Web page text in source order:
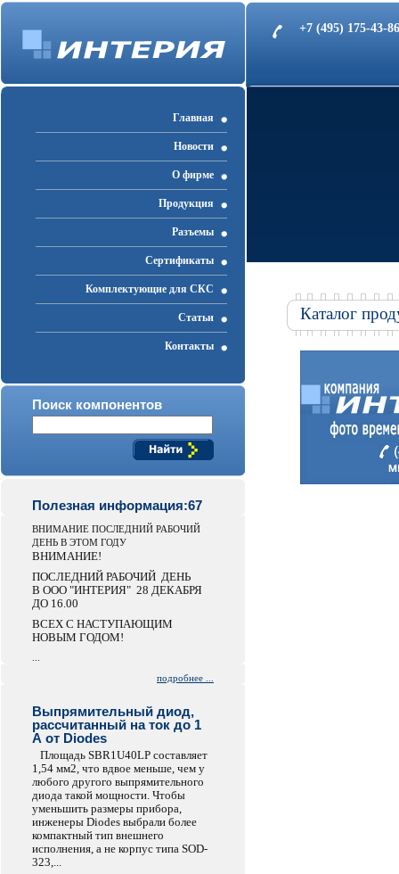
+7 (495) 175-43-
Главная
Новости
О фирме
Продукция
Разъемы
Cертификаты
Комплектующие для СКС
Статьи
Контакты
Поиск компонентов
Полезная информация:67
ВНИМАНИЕ ПОСЛЕДНИЙ РАБОЧИЙ
ДЕНЬ В ЭТОМ ГОДУ
ВНИМАНИЕ!
ПОСЛЕДНИЙ РАБОЧИЙ ДЕНЬ
В ООО "ИНТЕРИЯ" 28 ДЕКАБРЯ
ДО 16.00
ВСЕХ С НАСТУПАЮЩИМ
НОВЫМ ГОДОМ!
подробнее ...
Выпрямительный диод,
рассчитанный на ток до 1
А от Diodes
Площадь SBR1U40LP составляет
1,54 мм2, что вдвое меньше, чем у
любого другого выпрямительного
диода такой мощности. Чтобы
уменьшить размеры прибора,
инженеры Diodes выбрали более
компактный тип внешнего
исполнения, а не корпус типа SOD-
323,...
Каталог